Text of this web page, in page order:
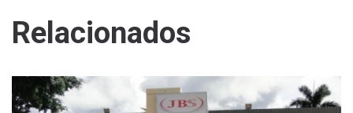
Relacionados